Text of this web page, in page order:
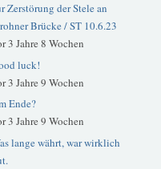
Zerstörung der Stele an
Brücke / ST 10.6.23
3 Jahre 8 Wochen
luck!
3 Jahre 9 Wochen
Ende?
3 Jahre 9 Wochen
lange währt, war wirklich